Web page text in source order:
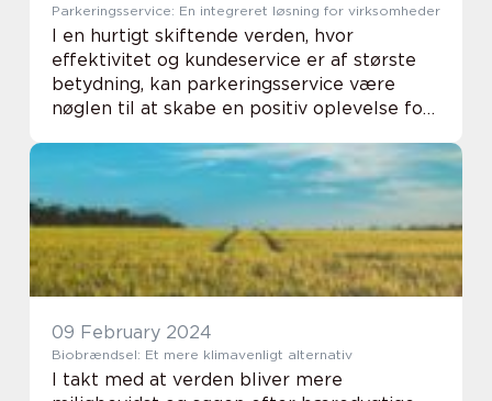
Parkeringsservice: En integreret løsning for virksomheder
I en hurtigt skiftende verden, hvor
effektivitet og kundeservice er af største
betydning, kan parkeringsservice være
nøglen til at skabe en positiv oplevelse for
for daglige udfordringer med at optimere
deres...
09 February 2024
Biobrændsel: Et mere klimavenligt alternativ
I takt med at verden bliver mere